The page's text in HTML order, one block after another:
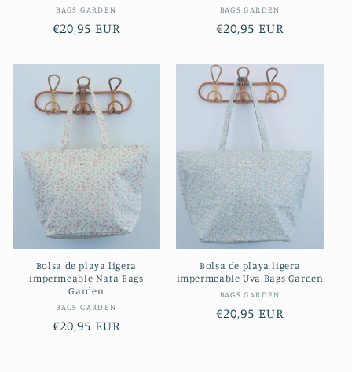
Proveedor:
BAGS GARDEN
Precio
€20,95 EUR
Proveedor:
BAGS GARDEN
Precio
€20,95 EUR
Bolsa de playa ligera
impermeable Nata Bags
Garden
Proveedor:
BAGS GARDEN
Precio
€20,95 EUR
Bolsa de playa ligera
impermeable Uva Bags Garden
Proveedor:
BAGS GARDEN
Precio
€20,95 EUR